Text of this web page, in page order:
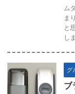
ム
ま
と
し
グ
ブ